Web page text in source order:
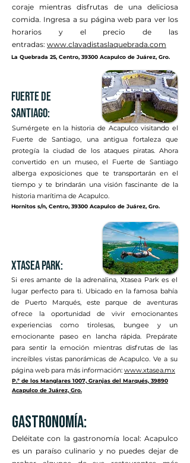
coraje mientras disfrutas de una deliciosa
comida. Ingresa a su página web para ver los
horarios y el precio de las
entradas: www.clavadistaslaquebrada.com
La Quebrada 25, Centro, 39300 Acapulco de Juárez, Gro.
fuerte de
santiago:
Sumérgete en la historia de Acapulco visitando el
Fuerte de Santiago, una antigua fortaleza que
protegía la ciudad de los ataques piratas. Ahora
convertido en un museo, el Fuerte de Santiago
alberga exposiciones que te transportarán en el
tiempo y te brindarán una visión fascinante de la
historia marítima de Acapulco.
Hornitos s/n, Centro, 39300 Acapulco de Juárez, Gro.
xtasea park:
Si eres amante de la adrenalina, Xtasea Park es el
lugar perfecto para ti. Ubicado en la famosa bahía
de Puerto Marqués, este parque de aventuras
ofrece la oportunidad de vivir emocionantes
experiencias como tirolesas, bungee y un
emocionante paseo en lancha rápida. Prepárate
para sentir la emoción mientras disfrutas de las
increíbles vistas panorámicas de Acapulco. Ve a su
página web para más información: www.xtasea.mx
P.º de los Manglares 1007, Granjas del Marqués, 39890
Acapulco de Juárez, Gro.
gastronomía:
Deléitate con la gastronomía local: Acapulco
es un paraíso culinario y no puedes dejar de